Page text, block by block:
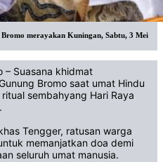
merayakan Kuningan, Sabtu, 3 Mei
– Suasana khidmat
Bromo saat umat Hindu
sembahyang Hari Raya
Tengger, ratusan warga
memanjatkan doa demi
seluruh umat manusia.